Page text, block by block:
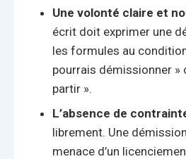
Une volonté claire et
écrit doit exprimer une
les formules au
pourrais démissionner »
partir ».
L’absence de
librement. Une
menace d’un